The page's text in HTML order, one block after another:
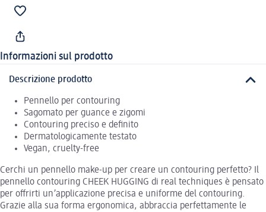
Informazioni sul prodotto
Descrizione prodotto
Pennello per contouring
Sagomato per guance e zigomi
Contouring preciso e definito
Dermatologicamente testato
Vegan, cruelty-free
Cerchi un pennello make-up per creare un contouring perfetto? Il
pennello contouring CHEEK HUGGING di real techniques è pensato
per offrirti un’applicazione precisa e uniforme del contouring.
Grazie alla sua forma ergonomica, abbraccia perfettamente le